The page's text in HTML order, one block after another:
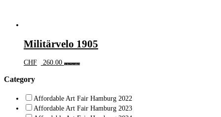
Militärvelo 1905
CHF 260.00 In den Warenkorb
Category
Affordable Art Fair Hamburg 2022
Affordable Art Fair Hamburg 2023